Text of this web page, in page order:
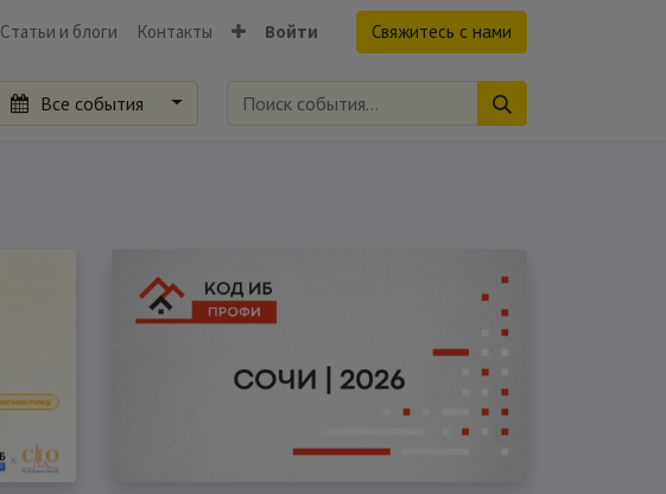
Статьи и блоги Контакты Войти Свяжитесь с нами
Все события